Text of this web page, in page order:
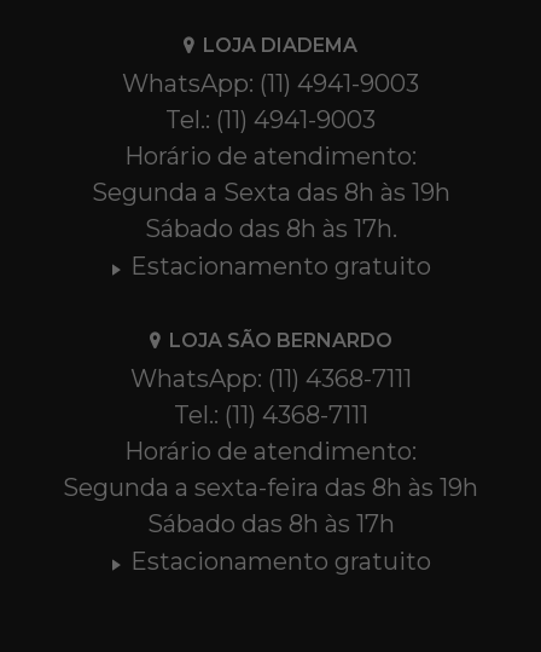
LOJA DIADEMA
WhatsApp: (11) 4941-9003
Tel.: (11) 4941-9003
Horário de atendimento:
Segunda a Sexta das 8h às 19h
Sábado das 8h às 17h.
Estacionamento gratuito
LOJA SÃO BERNARDO
WhatsApp: (11) 4368-7111
Tel.: (11) 4368-7111
Horário de atendimento:
Segunda a sexta-feira das 8h às 19h
Sábado das 8h às 17h
Estacionamento gratuito